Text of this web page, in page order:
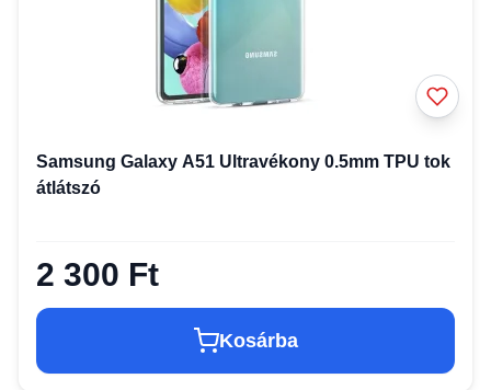
Samsung Galaxy A51 Ultravékony 0.5mm TPU tok
átlátszó
2 300 Ft
Kosárba